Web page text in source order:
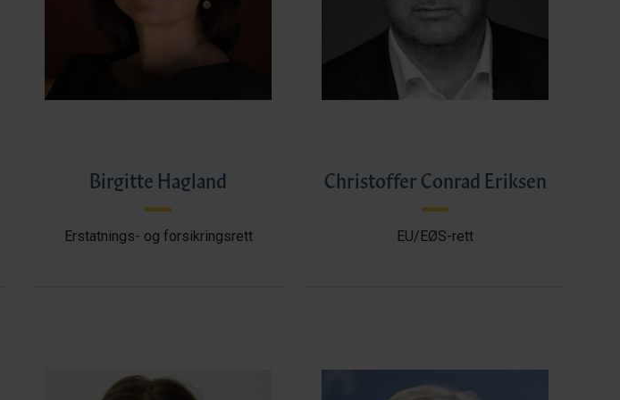
Birgitte Hagland
Erstatnings- og forsikringsrett
Christoffer Conrad Eriksen
EU/EØS-rett